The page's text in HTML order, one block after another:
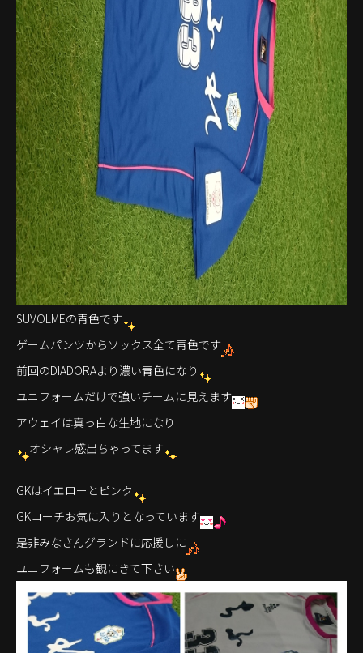
SUVOLMEの青色です
ゲームパンツからソックス全て青色です
前回のDIADORAより濃い青色になり
ユニフォームだけで強いチームに見えます
アウェイは真っ白な生地になり
オシャレ感出ちゃってます
GKはイエローとピンク
GKコーチお気に入りとなっています
是非みなさんグランドに応援しに
ユニフォームも観にきて下さい